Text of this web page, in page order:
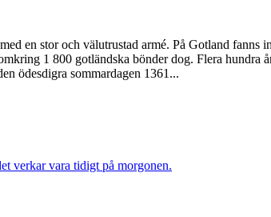
en stor och välutrustad armé. På Gotland fanns
1 800 gotländska bönder dog. Flera hundra
ödesdigra sommardagen 1361...